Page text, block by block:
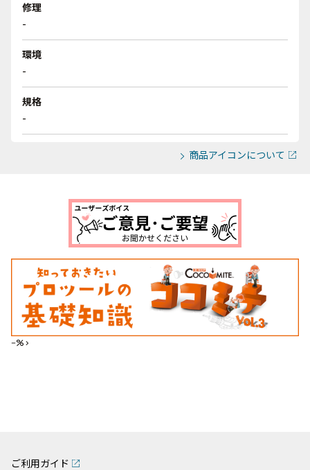
修理
-
環境
-
規格
-
商品アイコンについて
--%>
ご利用ガイド